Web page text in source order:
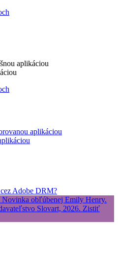
aplikáciou
aplikáciou
Adobe DRM?